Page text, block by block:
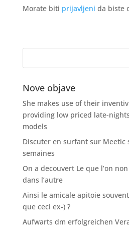
Morate biti prijavljeni da biste
Nove objave
She makes use of their
providing low priced late-
models
Discuter en surfant sur Meetic
semaines
On a decouvert Le que l’on
dans l’autre
Ainsi le amicale apitoie
que ceci ex-) ?
Aufwarts dm erfolgreichen